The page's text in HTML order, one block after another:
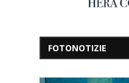
FOTONOTIZIE